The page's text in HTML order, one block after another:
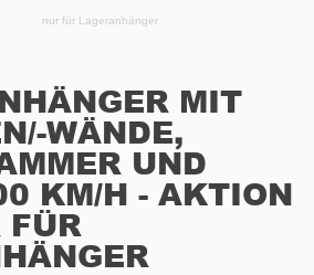
nur für Lageranhänger
MIT
WÄNDE,
UND
KM/H - AKTION
FÜR